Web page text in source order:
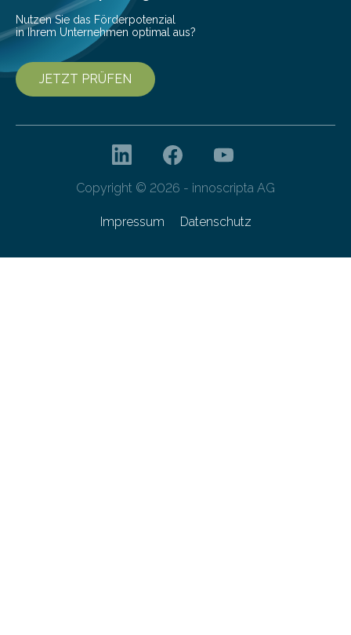
entwickelt. Mit nur…
Nutzen Sie das Förderpotenzial
in Ihrem Unternehmen optimal aus?
JETZT PRÜFEN
Copyright © 2026 - innoscripta AG
Impressum Datenschutz